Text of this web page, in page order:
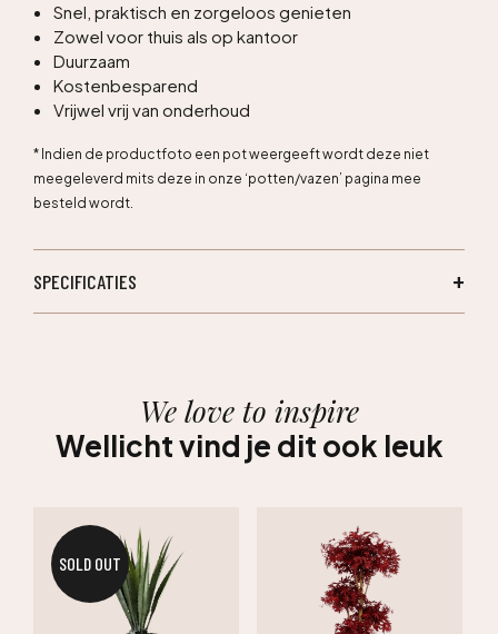
Snel, praktisch en zorgeloos genieten
Zowel voor thuis als op kantoor
Duurzaam
Kostenbesparend
Vrijwel vrij van onderhoud
* Indien de productfoto een pot weergeeft wordt deze niet
meegeleverd mits deze in onze ‘potten/vazen’ pagina mee
besteld wordt.
SPECIFICATIES
We love to inspire
Wellicht vind je dit ook leuk
SOLD OUT